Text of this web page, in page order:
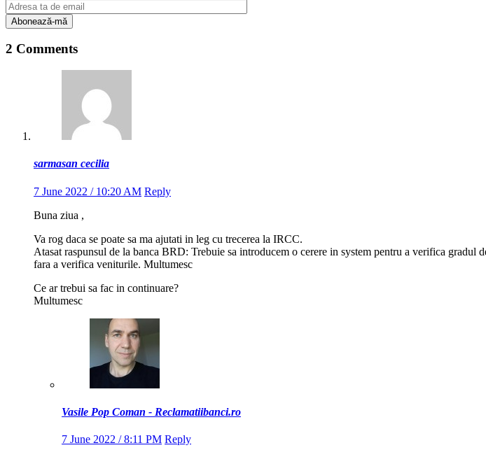
2 Comments
sarmasan cecilia
7 June 2022 / 10:20 AM Reply
Buna ziua ,
Va rog daca se poate sa ma ajutati in leg cu trecerea la IRCC.
Atasat raspunsul de la banca BRD: Trebuie sa introducem o cerere in system pentru a verifica
fara a verifica veniturile. Multumesc
Ce ar trebui sa fac in continuare?
Multumesc
Vasile Pop Coman - Reclamatiibanci.ro
7 June 2022 / 8:11 PM Reply